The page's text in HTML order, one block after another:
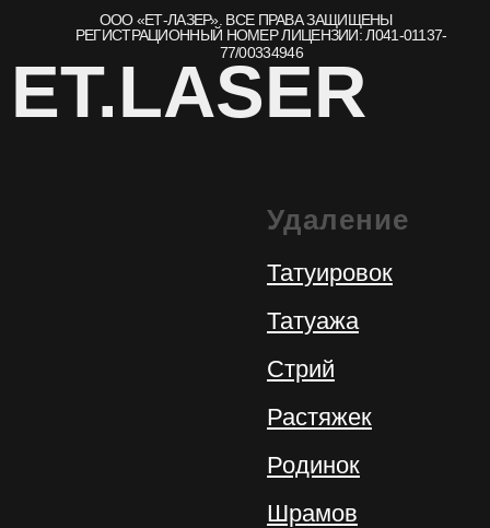
Удаление
Татуировок
Татуажа
Стрий
Растяжек
Родинок
Шрамов